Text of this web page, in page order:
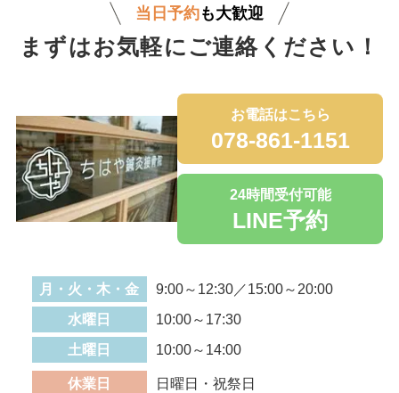
当日予約も大歓迎
まずはお気軽にご連絡ください！
お電話はこちら
078-861-1151
24時間受付可能
LINE予約
月・火・木・金
9:00～12:30／15:00～20:00
水曜日
10:00～17:30
土曜日
10:00～14:00
休業日 日曜日・祝祭日